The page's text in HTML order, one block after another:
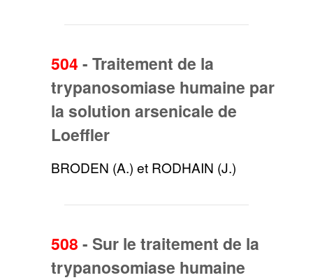
504 -Traitement de la
trypanosomiase humaine par
la solution arsenicale de
Loeffler
BRODEN (A.) et RODHAIN (J.)
508 - Sur le traitement de la
trypanosomiase humaine